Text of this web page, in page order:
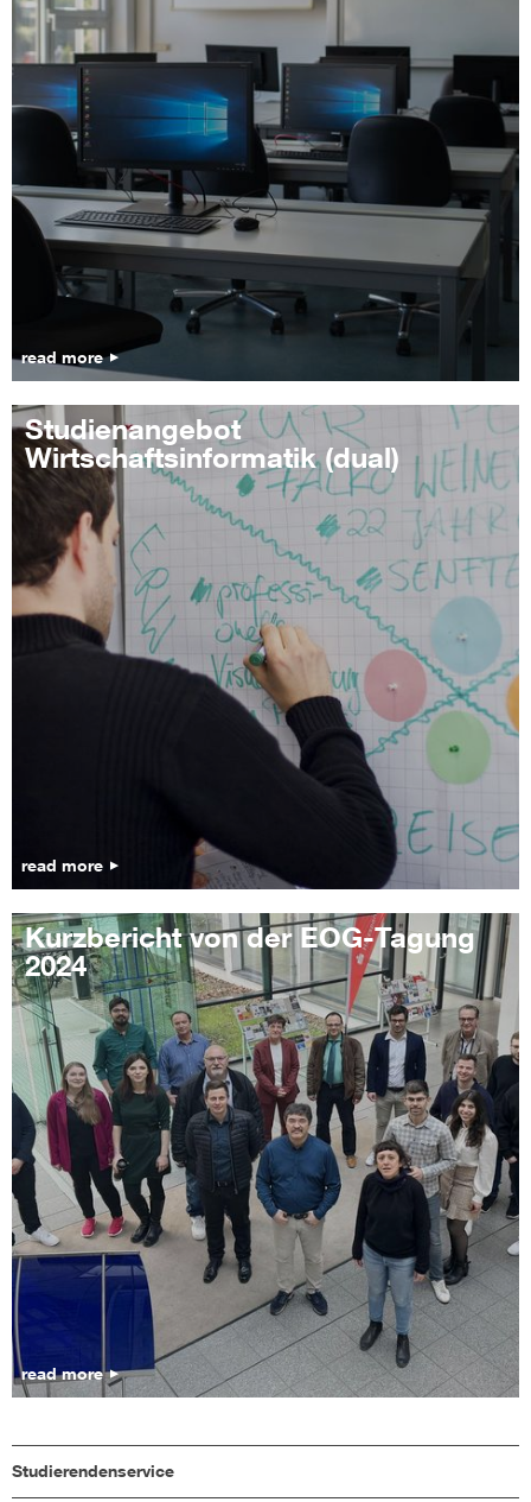
read more
Studienangebot
Wirtschaftsinformatik (dual)
read more
Kurzbericht von der EOG-Tagung
2024
read more
Studierendenservice